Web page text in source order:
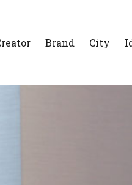
Brand City